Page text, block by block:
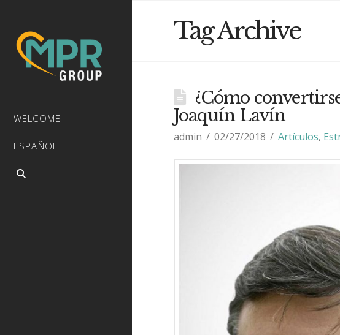
WELCOME
ESPAÑOL
Tag Archive
¿Cómo
Joaquín Lavín
admin 02/27/2018 Artículos,